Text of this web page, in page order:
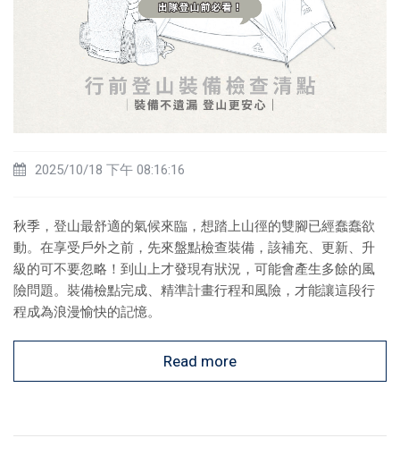
2025/10/18 下午 08:16:16
秋季，登山最舒適的氣候來臨，想踏上山徑的雙腳已經蠢蠢欲
動。在享受戶外之前，先來盤點檢查裝備，該補充、更新、升
級的可不要忽略！到山上才發現有狀況，可能會產生多餘的風
險問題。裝備檢點完成、精準計畫行程和風險，才能讓這段行
程成為浪漫愉快的記憶。
Read more